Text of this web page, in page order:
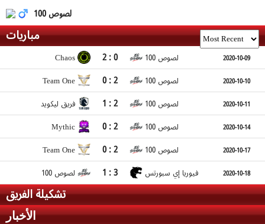
100 لصوص
مباريات
Chaos 2 : 0 100 لصوص 2020-10-09
Team One 0 : 2 100 لصوص 2020-10-10
فريق ليكويد 1 : 2 100 لصوص 2020-10-11
Mythic 0 : 2 100 لصوص 2020-10-14
Team One 0 : 2 100 لصوص 2020-10-17
100 لصوص 1 : 3 فيوريا إي سبورتس 2020-10-18
تشكيلة الفريق
الأخبار